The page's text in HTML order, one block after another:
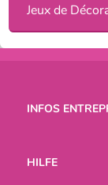
INFOS
HILFE